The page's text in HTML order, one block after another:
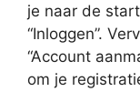
je naar de
“Inloggen”.
“Account
om je